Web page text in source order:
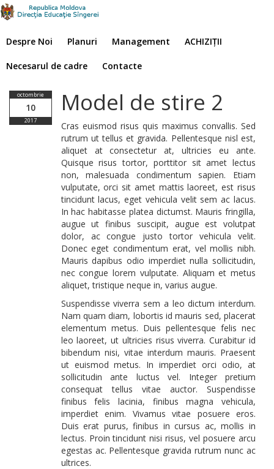
Despre Noi Planuri Management ACHIZIȚII
Necesarul de cadre Contacte
octombrie
10
2017
Model de stire 2
Cras euismod risus quis maximus convallis. Sed
rutrum ut tellus et gravida. Pellentesque nisl est,
aliquet at consectetur at, ultricies eu ante.
Quisque risus tortor, porttitor sit amet lectus
non, malesuada condimentum sapien. Etiam
vulputate, orci sit amet mattis laoreet, est risus
tincidunt lacus, eget vehicula velit sem ac lacus.
In hac habitasse platea dictumst. Mauris fringilla,
augue ut finibus suscipit, augue est volutpat
dolor, ac congue justo tortor vehicula velit.
Donec eget condimentum erat, vel mollis nibh.
Mauris dapibus odio imperdiet nulla sollicitudin,
nec congue lorem vulputate. Aliquam et metus
aliquet, tristique neque in, varius augue.
Suspendisse viverra sem a leo dictum interdum.
Nam quam diam, lobortis id mauris sed, placerat
elementum metus. Duis pellentesque felis nec
leo laoreet, ut ultricies risus viverra. Curabitur id
bibendum nisi, vitae interdum mauris. Praesent
ut euismod metus. In imperdiet orci odio, at
sollicitudin ante luctus vel. Integer pretium
consequat tellus vitae auctor. Suspendisse
finibus felis lacinia, finibus magna vehicula,
imperdiet enim. Vivamus vitae posuere eros.
Duis erat purus, finibus in cursus ac, mollis in
lectus. Proin tincidunt nisi risus, vel posuere arcu
egestas ac. Pellentesque gravida rutrum nunc ac
ultrices.